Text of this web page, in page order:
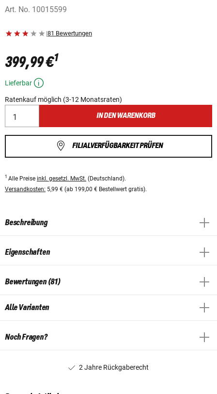
Art. No. 10015599
|81 Bewertungen
399,99 €1
Lieferbar
Ratenkauf möglich (3-12 Monatsraten)
IN DEN WARENKORB
FILIALVERFÜGBARKEIT PRÜFEN
1 Alle Preise inkl. gesetzl. MwSt. (Deutschland).
Versandkosten: 5,99 € (ab 199,00 € Bestellwert gratis).
Beschreibung
Eigenschaften
Bewertungen (81)
Alle Varianten
Noch Fragen?
2 Jahre Rückgaberecht